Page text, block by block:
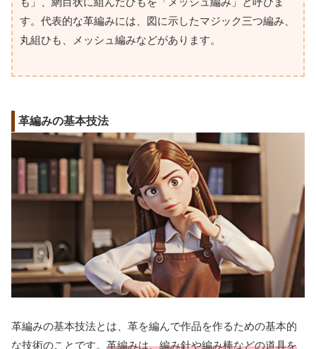
す。代表的な革編みには、図に示したマジック三つ編み、
丸組ひも、メッシュ編みなどがあります。
革編みの基本技法
革編みの基本技法とは、革を編んで作品を作るための基本的
な技術のことです。 革編みは、編み針や編み棒などの道具を